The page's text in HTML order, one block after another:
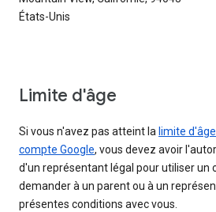
États-Unis
Limite d'âge
Si vous n'avez pas atteint la limite
compte Google, vous devez avoir
d'un représentant légal pour utiliser un
demander à un parent ou à un
présentes conditions avec vous.